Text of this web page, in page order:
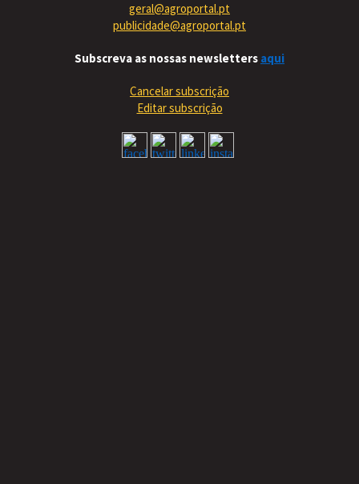
geral@agroportal.pt
publicidade@agroportal.pt
Subscreva as nossas newsletters aqui
Cancelar subscrição
Editar subscrição